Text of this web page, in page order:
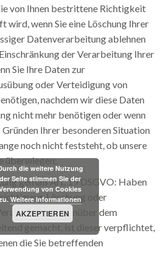
von Ihnen bestrittene Richtigkeit
wird, wenn Sie eine Löschung Ihrer
Datenverarbeitung ablehnen
der Verarbeitung Ihrer
Sie Ihre Daten zur
oder Verteidigung von
nachdem wir diese Daten
nicht mehr benötigen oder wenn
Ihrer besonderen Situation
noch nicht feststeht, ob unsere
überwiegen;
gemäß Art. 19 DSGVO: Haben
Löschung oder
gegenüber dem
gemacht, ist dieser verpflichtet,
die Sie betreffenden
die weitere Nutzung
der Seite stimmen Sie der
von Cookies
Weitere Informationen
AKZEPTIEREN